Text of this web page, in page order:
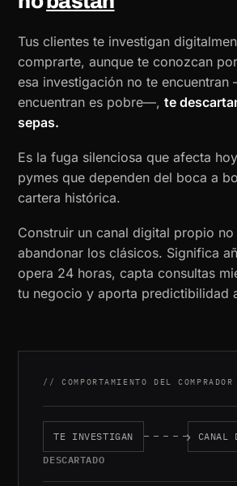
Tus clientes te investigan
comprarte, aunque te conozcan
esa investigación no te
encuentran es pobre—,te
sepas.
Es la fuga silenciosa que afecta
pymes que dependen del boca a
cartera histórica.
Construir un canal digital propio
abandonar los clásicos. Significa
opera 24 horas, capta consultas
tu negocio y aporta predictibilidad
// COMPORTAMIENTO DEL
TE INVESTIGAN CANAL
DESCARTADO